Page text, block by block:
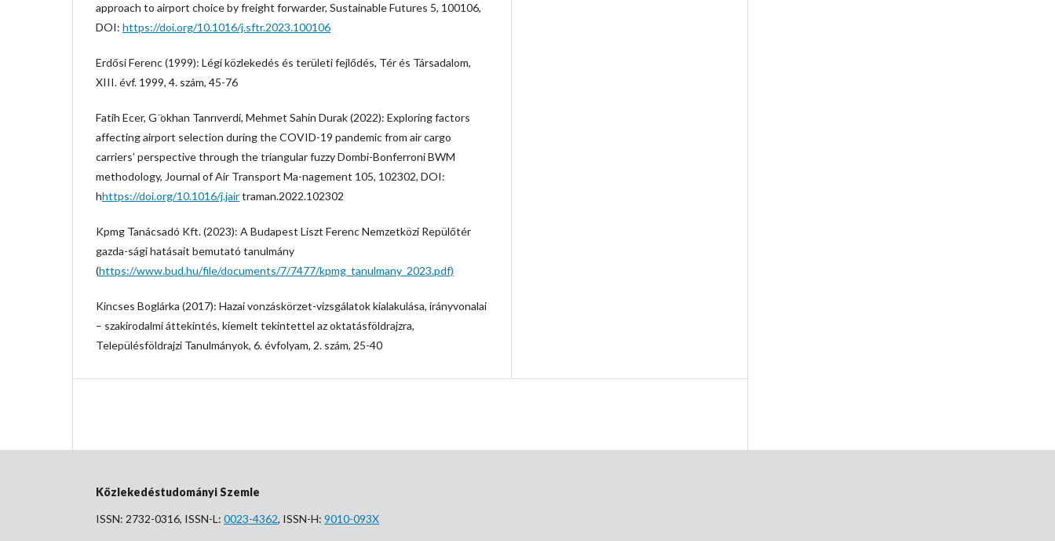
approach to airport choice by freight forwarder, Sustainable Futures 5, 100106,
DOI: https://doi.org/10.1016/j.sftr.2023.100106
Erdősi Ferenc (1999): Légi közlekedés és területi fejlődés, Tér és Társadalom,
XIII. évf. 1999, 4. szám, 45-76
Fatih Ecer, G ̈okhan Tanrıverdi, Mehmet Sahin Durak (2022): Exploring factors
affecting airport selection during the COVID-19 pandemic from air cargo
carriers’ perspective through the triangular fuzzy Dombi-Bonferroni BWM
methodology, Journal of Air Transport Ma-nagement 105, 102302, DOI:
hhttps://doi.org/10.1016/j.jairtraman.2022.102302
Kpmg Tanácsadó Kft. (2023): A Budapest Liszt Ferenc Nemzetközi Repülőtér
gazda-sági hatásait bemutató tanulmány
(https://www.bud.hu/file/documents/7/7477/kpmg_tanulmany_2023.pdf)
Kincses Boglárka (2017): Hazai vonzáskörzet-vizsgálatok kialakulása, irányvonalai
– szakirodalmi áttekintés, kiemelt tekintettel az oktatásföldrajzra,
Településföldrajzi Tanulmányok, 6. évfolyam, 2. szám, 25-40
Közlekedéstudományi Szemle
ISSN: 2732-0316, ISSN-L: 0023-4362, ISSN-H: 9010-093X